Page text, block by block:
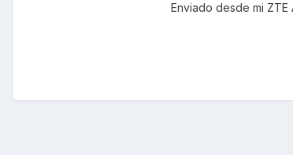
Enviado desde mi ZTE